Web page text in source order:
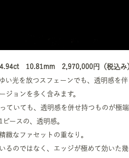
10.81mm 2,970,000円（税込み
い光を放つスフェーンでも、透明感を
ジョンを多く含みます。
ていても、透明感を併せ持つものが極
ースの、透明感。
緻なファセットの重なり。
るのではなく、エッジが極めて効いた